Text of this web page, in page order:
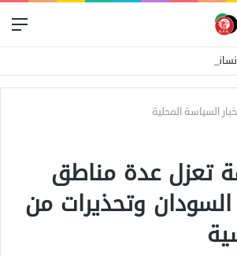
السياسة المحلية
تعزل عدة مناطق
وتحذيرات من